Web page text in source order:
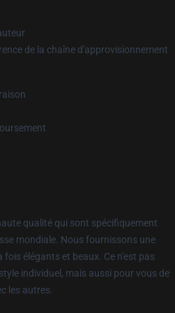
de la chaîne d'approvisionnement
qualité qui sont spécifiquement
mondiale. Nous fournissons une
élégants et beaux. Ce n'est pas
individuel, mais aussi pour vous de
les autres.